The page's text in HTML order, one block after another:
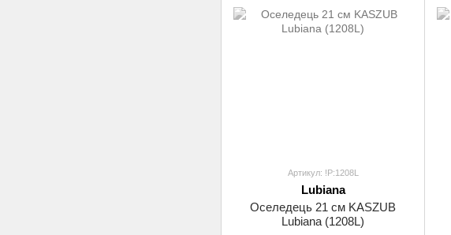
Артикул: !P:1208L
Lubiana
Оселедець 21 см KASZUB
Lubiana (1208L)